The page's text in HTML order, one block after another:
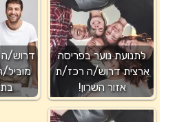
לתנועת נוער בפריסה
ארצית דרוש/ה רכז/ת
אזור השרון!
דרוש/ה
מוביל/